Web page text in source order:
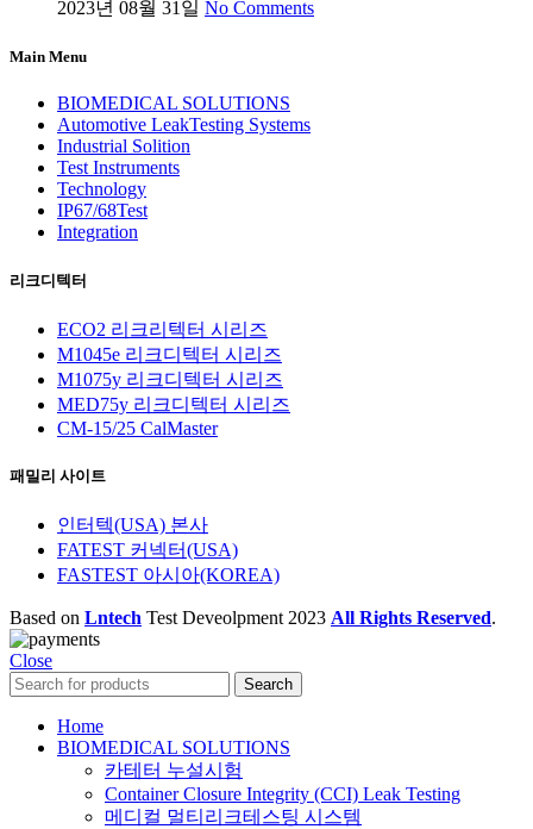
2023년 08월 31일 No Comments
Main Menu
BIOMEDICAL SOLUTIONS
Automotive LeakTesting Systems
Industrial Solition
Test Instruments
Technology
IP67/68Test
Integration
리크디텍터
ECO2 리크리텍터 시리즈
M1045e 리크디텍터 시리즈
M1075y 리크디텍터 시리즈
MED75y 리크디텍터 시리즈
CM-15/25 CalMaster
패밀리 사이트
인터텍(USA) 본사
FATEST 커넥터(USA)
FASTEST 아시아(KOREA)
Based on Lntech Test Deveolpment 2023 All Rights Reserved.
Close
Search
Home
BIOMEDICAL SOLUTIONS
카테터 누설시험
Container Closure Integrity (CCI) Leak Testing
메디컬 멀티리크테스팅 시스템